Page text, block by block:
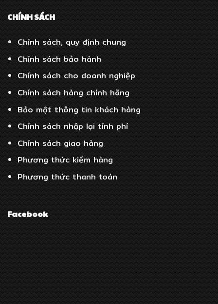
CHÍNH SÁCH
Chính sách, quy định chung
Chính sách bảo hành
Chính sách cho doanh nghiệp
Chính sách hàng chính hãng
Bảo mật thông tin khách hàng
Chính sách nhập lại tính phí
Chính sách giao hàng
Phương thức kiểm hàng
Phương thức thanh toán
Facebook